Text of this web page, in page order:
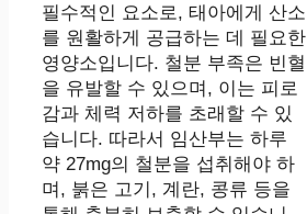
필수적인 요소로, 태아에게 산소
를 원활하게 공급하는 데 필요한
영양소입니다. 철분 부족은 빈혈
을 유발할 수 있으며, 이는 피로
감과 체력 저하를 초래할 수 있
습니다. 따라서 임산부는 하루
약 27mg의 철분을 섭취해야 하
며, 붉은 고기, 계란, 콩류 등을